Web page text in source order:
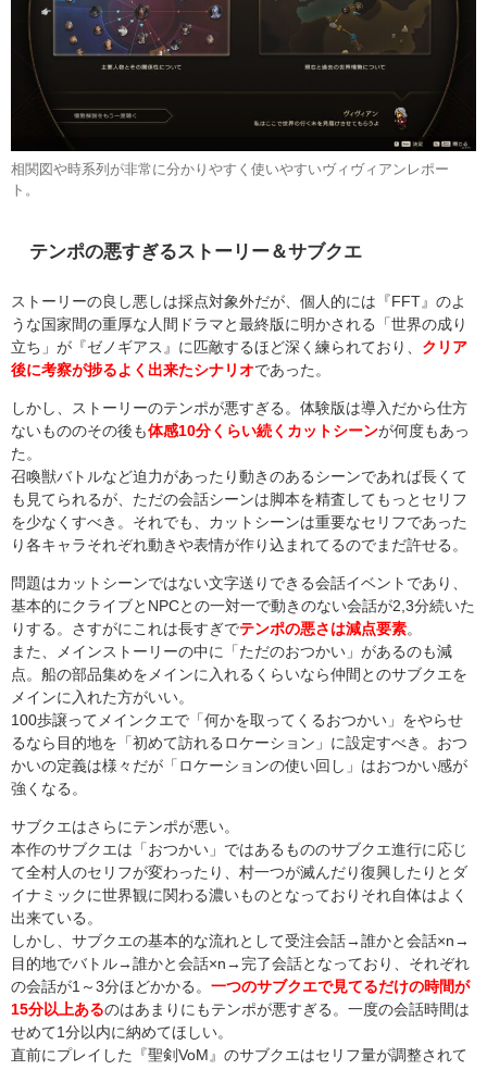
相関図や時系列が非常に分かりやすく使いやすいヴィヴィアンレポー
ト。
テンポの悪すぎるストーリー＆サブクエ
ストーリーの良し悪しは採点対象外だが、個人的には『FFT』のよ
うな国家間の重厚な人間ドラマと最終版に明かされる「世界の成り
立ち」が『ゼノギアス』に匹敵するほど深く練られており、 クリア
後に考察が捗るよく出来たシナリオであった。
しかし、ストーリーのテンポが悪すぎる。体験版は導入だから仕方
ないもののその後も体感10分くらい続くカットシーンが何度もあっ
た。
召喚獣バトルなど迫力があったり動きのあるシーンであれば長くて
も見てられるが、ただの会話シーンは脚本を精査してもっとセリフ
を少なくすべき。それでも、カットシーンは重要なセリフであった
り各キャラそれぞれ動きや表情が作り込まれてるのでまだ許せる。
問題はカットシーンではない文字送りできる会話イベントであり、
基本的にクライブとNPCとの一対一で動きのない会話が2,3分続いた
りする。さすがにこれは長すぎでテンポの悪さは減点要素。
また、メインストーリーの中に「ただのおつかい」があるのも減
点。船の部品集めをメインに入れるくらいなら仲間とのサブクエを
メインに入れた方がいい。
100歩譲ってメインクエで「何かを取ってくるおつかい」をやらせ
るなら目的地を「初めて訪れるロケーション」に設定すべき。おつ
かいの定義は様々だが「ロケーションの使い回し」はおつかい感が
強くなる。
サブクエはさらにテンポが悪い。
本作のサブクエは「おつかい」ではあるもののサブクエ進行に応じ
て全村人のセリフが変わったり、村一つが滅んだり復興したりとダ
イナミックに世界観に関わる濃いものとなっておりそれ自体はよく
出来ている。
しかし、サブクエの基本的な流れとして受注会話→誰かと会話×n→
目的地でバトル→誰かと会話×n→完了会話となっており、それぞれ
の会話が1～3分ほどかかる。 一つのサブクエで見てるだけの時間が
15分以上あるのはあまりにもテンポが悪すぎる。一度の会話時間は
せめて1分以内に納めてほしい。
直前にプレイした『聖剣VoM』のサブクエはセリフ量が調整されて